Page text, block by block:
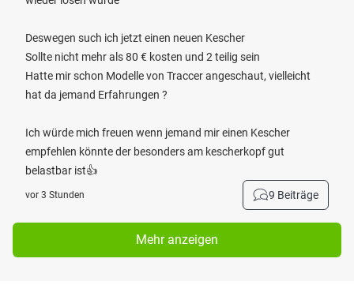
Deswegen such ich jetzt einen neuen Kescher
Sollte nicht mehr als 80 € kosten und 2 teilig sein
Hatte mir schon Modelle von Traccer angeschaut, vielleicht
hat da jemand Erfahrungen ?
Ich würde mich freuen wenn jemand mir einen Kescher
empfehlen könnte der besonders am kescherkopf gut
belastbar ist👍
vor 3 Stunden 9 Beiträge
Mehr anzeigen